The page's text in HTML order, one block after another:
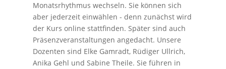
Monatsrhythmus wechseln. Sie können sich
aber jederzeit einwählen - denn zunächst wird
der Kurs online stattfinden. Später sind auch
Präsenzveranstaltungen angedacht. Unsere
Dozenten sind Elke Gamradt, Rüdiger Ullrich,
Anika Gehl und Sabine Theile. Sie führen in